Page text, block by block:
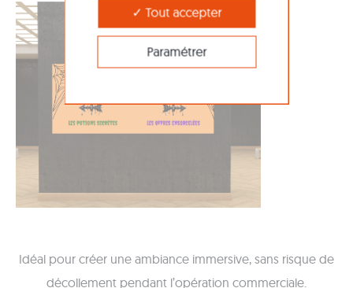
Idéal pour créer une ambiance immersive, sans risque de
décollement pendant l’opération commerciale.
Tout accepter
Paramétrer